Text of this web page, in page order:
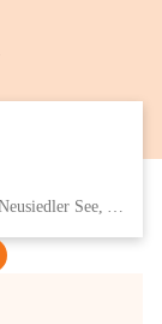
Eisenstädter Straße 18, 7091 Breitenbrunn am Neusiedler See, AUT